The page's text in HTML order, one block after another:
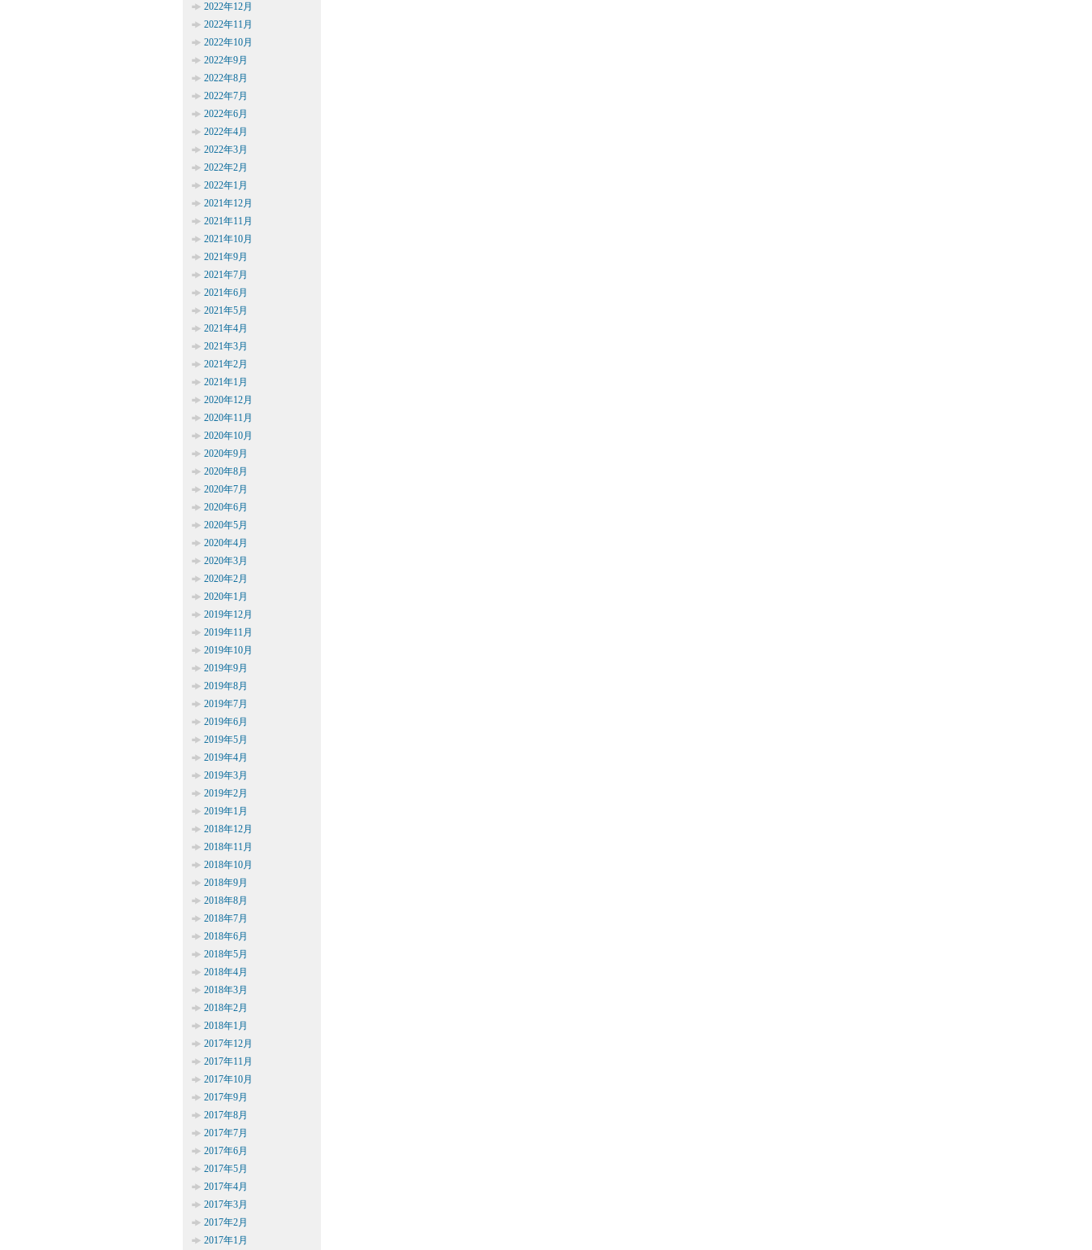
2022年12月
2022年11月
2022年10月
2022年9月
2022年8月
2022年7月
2022年6月
2022年4月
2022年3月
2022年2月
2022年1月
2021年12月
2021年11月
2021年10月
2021年9月
2021年7月
2021年6月
2021年5月
2021年4月
2021年3月
2021年2月
2021年1月
2020年12月
2020年11月
2020年10月
2020年9月
2020年8月
2020年7月
2020年6月
2020年5月
2020年4月
2020年3月
2020年2月
2020年1月
2019年12月
2019年11月
2019年10月
2019年9月
2019年8月
2019年7月
2019年6月
2019年5月
2019年4月
2019年3月
2019年2月
2019年1月
2018年12月
2018年11月
2018年10月
2018年9月
2018年8月
2018年7月
2018年6月
2018年5月
2018年4月
2018年3月
2018年2月
2018年1月
2017年12月
2017年11月
2017年10月
2017年9月
2017年8月
2017年7月
2017年6月
2017年5月
2017年4月
2017年3月
2017年2月
2017年1月